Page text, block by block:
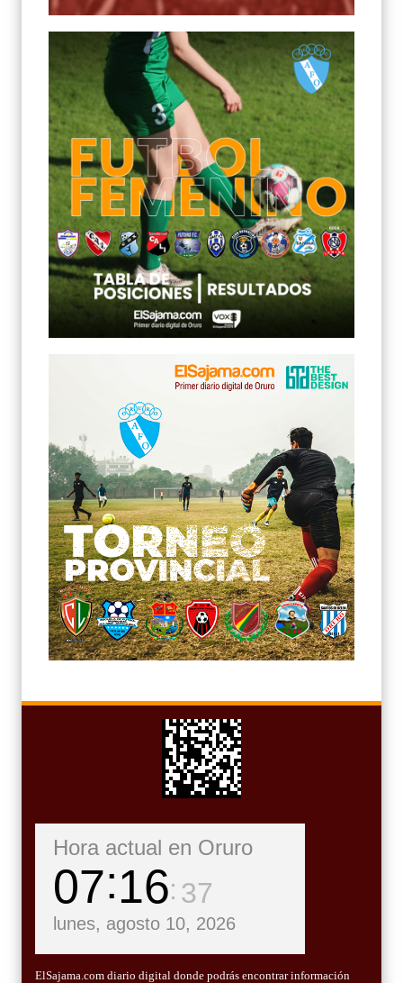
Hora actual en Oruro
07 16 39
lunes, agosto 10, 2026
ElSajama.com diario digital donde podrás encontrar información